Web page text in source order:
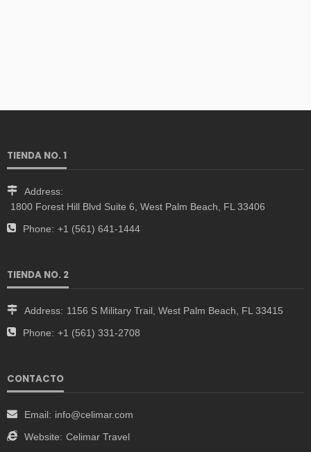
TIENDA NO. 1
Address:
1800 Forest Hill Blvd Suite 6, West Palm Beach, FL 33406
Phone: +1 (561) 641-1444
TIENDA NO. 2
Address: 1156 S Military Trail, West Palm Beach, FL 33415
Phone: +1 (561) 331-2708
CONTACTO
Email: info@celimar.com
Website: Celimar Travel